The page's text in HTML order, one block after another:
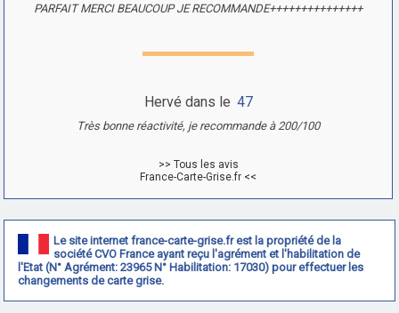
PARFAIT MERCI BEAUCOUP JE RECOMMANDE+++++++++++++++
Hervé dans le 47
Très bonne réactivité, je recommande à 200/100
>> Tous les avis
France-Carte-Grise.fr <<
Le site internet france-carte-grise.fr est la propriété de la
société CVO France ayant reçu l'agrément et l'habilitation de
l'Etat (N° Agrément: 23965 N° Habilitation: 17030) pour effectuer les
changements de carte grise.